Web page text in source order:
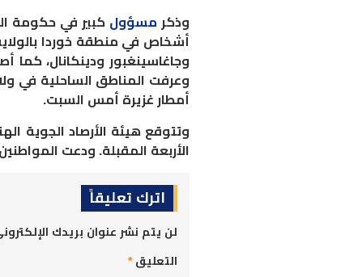
وذكر مسؤول كبير في حكومة
أشخاص في منطقة خوردا
وجاغاسينغبور ودينكانال،
وعرفت المناطق الساحلية في
أمطار غزيرة أمس السبت.
وتتوقع هيئة الأرصاد الجوية
الأربعة المقبلة. ودعت
اترك تعليقاً
لن يتم نشر عنوان بريدك
التعليق*